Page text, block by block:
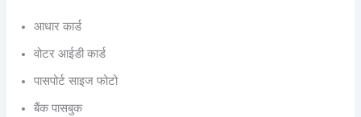
आधार कार्ड
वोटर आईडी कार्ड
पासपोर्ट साइज फोटो
बैंक पासबुक